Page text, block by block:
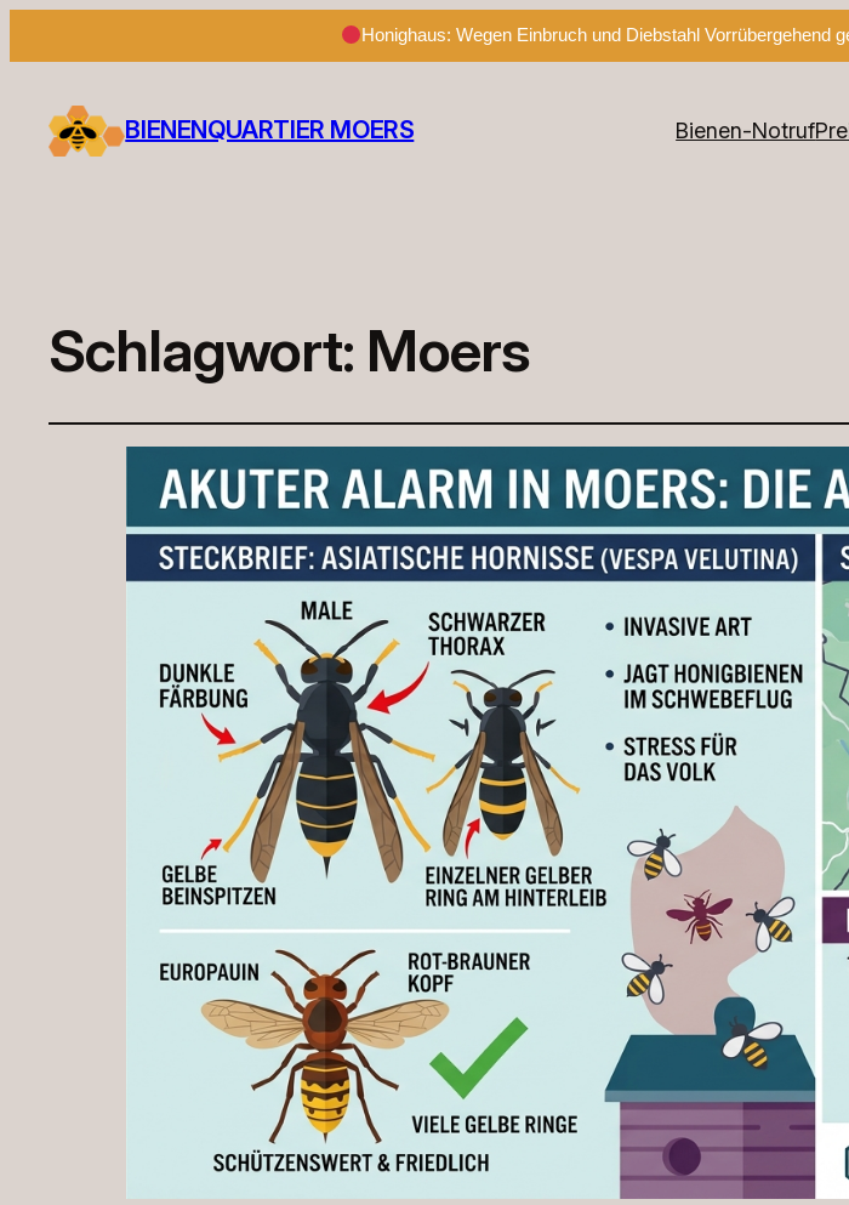
Honighaus: Wegen Einbruch und Diebstahl Vorrübergehend
BIENENQUARTIER MOERS Bienen-Notruf
Schlagwort: Moers